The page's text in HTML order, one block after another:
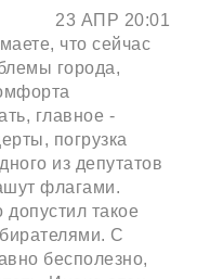
23 АПР 20:01
что сейчас
города,
главное -
погрузка
из депутатов
флагами.
допустил такое
С
бесполезно,